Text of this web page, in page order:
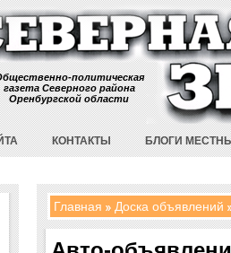
политическая
газета Северного района
Оренбургской области
КОНТАКТЫ БЛОГИ
Главная Доска объявлений